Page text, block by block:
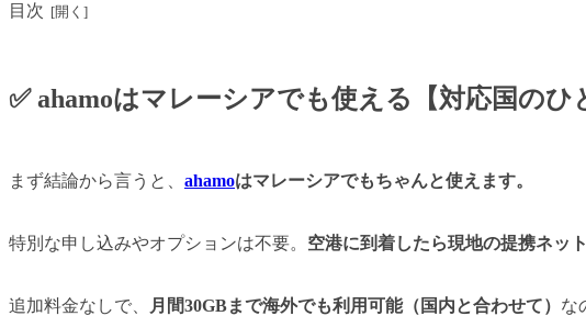
目次
✅ ahamoはマレーシアでも使える【対応国のひ
まず結論から言うと、 ahamoはマレーシアでもちゃんと使えます。
特別な申し込みやオプションは不要。 空港に到着したら現地の提携ネッ
追加料金なしで、 月間30GBまで海外でも利用可能（国内と合わせて） な